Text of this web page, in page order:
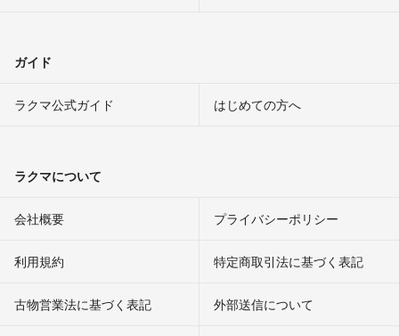
ガイド
ラクマ公式ガイド はじめての方へ
ラクマについて
会社概要 プライバシーポリシー
利用規約 特定商取引法に基づく表記
古物営業法に基づく表記 外部送信について